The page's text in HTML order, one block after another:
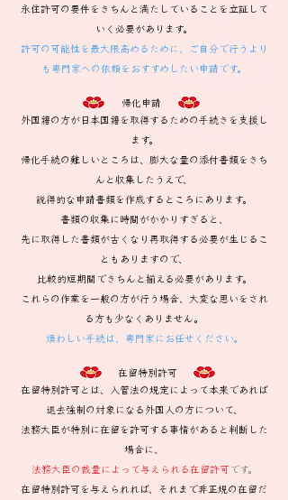
永住許可の要件をきちんと満たしていることを立証して
いく必要があります。
許可の可能性を最大限高めるために、ご自分で行うより
も専門家への依頼をおすすめしたい申請です。
帰化申請
外国籍の方が日本国籍を取得するための手続きを支援し
ます。
帰化手続の難しいところは、膨大な量の添付書類をきち
んと収集したうえで、
説得的な申請書類を作成するところにあります。
書類の収集に時間がかかりすぎると、
先に取得した書類が古くなり再取得する必要が生じるこ
ともありますので、
​比較的短期間できちんと揃える必要があります。
これらの作業を一般の方が行う場合、大変な思いをされ
る方も少なくありません。
煩わしい手続は、専門家にお任せください。
在留特別許可
在留特別許可とは、入管法の規定によって本来であれば
退去強制の対象になる外国人の方について、
法務大臣が特別に在留を許可する事情があると判断した
場合に、
法務大臣の裁量によって与えられる在留許可です。
在留特別許可を与えられれば、それまで非正規の在留だ